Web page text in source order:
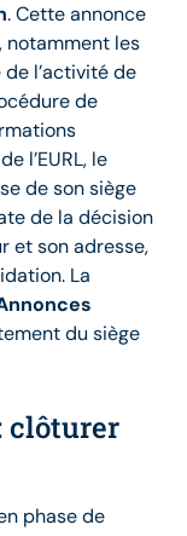
. Cette annonce
notamment les
l’activité de
de
l’EURL, le
de son siège
de la décision
et son adresse,
La
du siège
clôturer
phase de